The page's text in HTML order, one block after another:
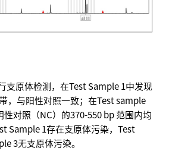
支原体检测，在Test Sample 1中发现
，与阳性对照一致；在Test sample
对照（NC）的370-550 bp 范围内均
Sample 1存在支原体污染，Test
3无支原体污染。